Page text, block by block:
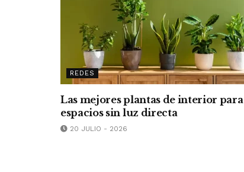
REDES
Las mejores plantas de interior para
espacios sin luz directa
20 JULIO - 2026